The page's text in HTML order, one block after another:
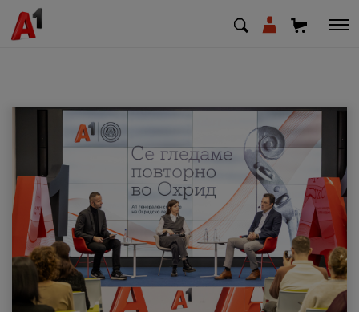
МК SQ
Приватни Деловни
Поддршка